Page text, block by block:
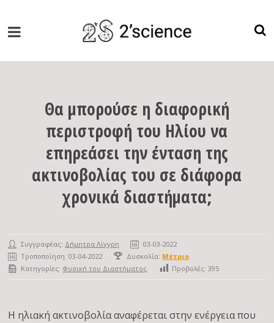
Θα μπορούσε η διαφορική
περιστροφή του Ηλίου να
επηρεάσει την ένταση της
ακτινοβολίας του σε διάφορα
χρονικά διαστήματα;
Συγγραφέας: Δήμητρα Λίγγρη
03-03-2022
Τροποποίηση: 03-04-2022
Δυσκολία: Μέτριο
Κατηγορίες: Φυσική του Διαστήματος Προβολές: 395
Η ηλιακή ακτινοβολία αναφέρεται στην ενέργεια που